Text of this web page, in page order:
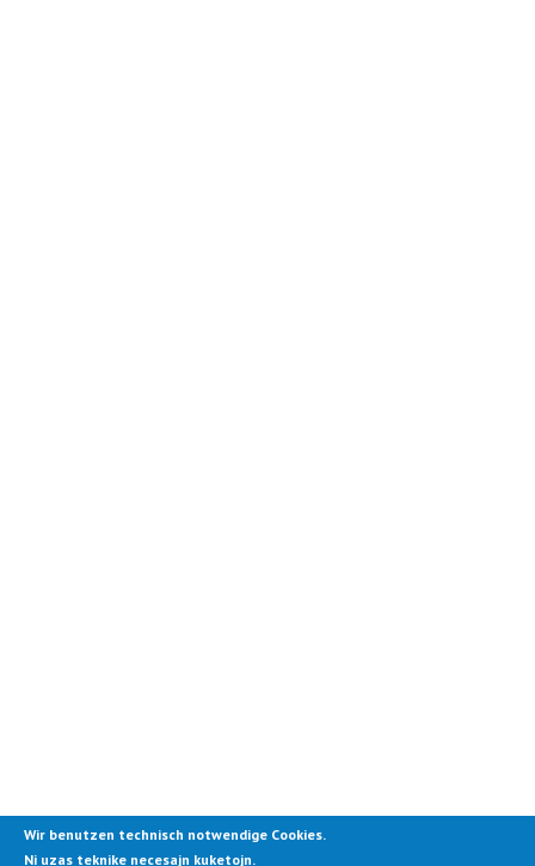
Wir benutzen technisch notwendige Cookies.
Ni uzas teknike necesajn kuketojn.